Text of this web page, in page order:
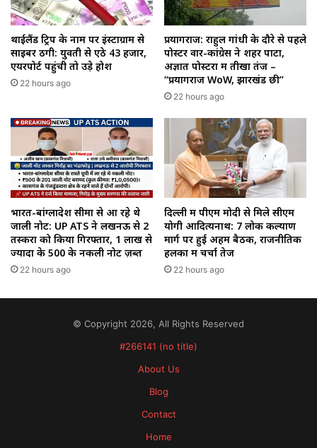
थाईलैंड ट्रिप के नाम पर इंस्टाग्राम से
साइबर ठगी: युवती से ऐंठे ₹43 हजार,
एयरपोर्ट पहुंची तो उड़े होश
22 hours ago
प्रयागराज: राहुल गांधी के दौरे से पहले
पोस्टर वार-कांग्रेस ने शहर पाटा,
अज्ञात पोस्टरों में तीखा तंज –
“प्रयागराज WoW, झारखंड छी”
22 hours ago
भारत-बांग्लादेश सीमा से आ रहे थे
जाली नोट: UP ATS ने लखनऊ से 2
तस्करों को किया गिरफ्तार, 1 लाख से
ज्यादा के ₹500 के नकली नोट ज़ब्त
22 hours ago
दिल्ली में पीएम मोदी से मिले सीएम
योगी आदित्यनाथ: 7 लोक कल्याण
मार्ग पर हुई अहम बैठक, राजनीतिक
हलकों में चर्चा तेज
22 hours ago
© Copyright 2026, All Rights Reserved
#266141 (no title)
About Us
Blog
Contact
Home